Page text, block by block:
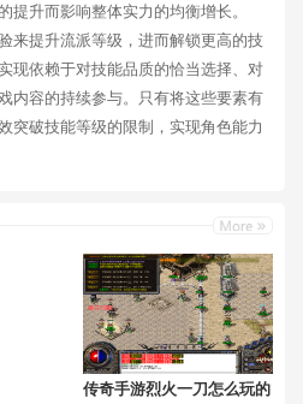
提升而影响整体实力的均衡增长。
来提升流派等级，进而解锁更高的技
现依赖于对技能品质的恰当选择、对
内容的持续参与。只有将这些要素有
突破技能等级的限制，实现角色能力
传奇手游烈火一刀怎么玩的